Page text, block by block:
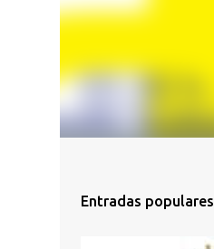
Entradas populares